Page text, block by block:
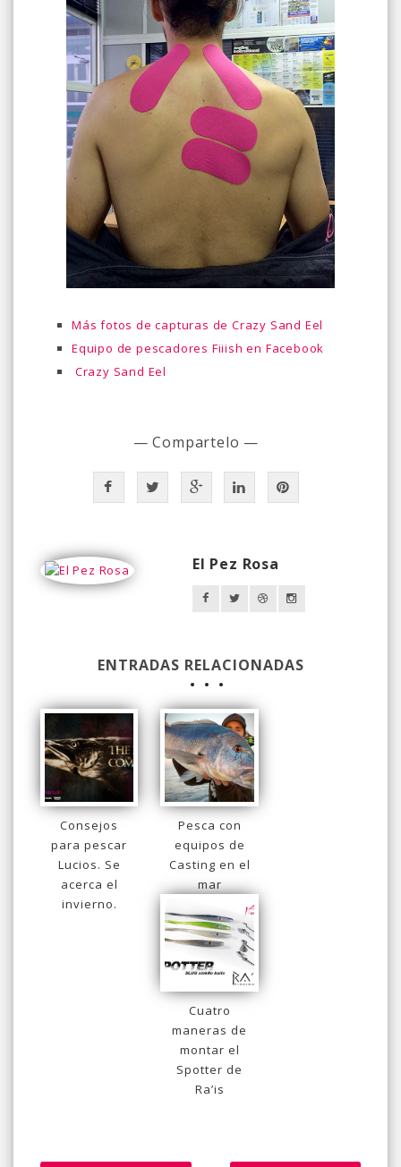
Más fotos de capturas de Crazy Sand Eel
Equipo de pescadores Fiiish en Facebook
Crazy Sand Eel
— Compartelo —
El Pez Rosa
ENTRADAS RELACIONADAS
Consejos
para pescar
Lucios. Se
acerca el
invierno.
Pesca con
equipos de
Casting en el
mar
Cuatro
maneras de
montar el
Spotter de
Ra’is